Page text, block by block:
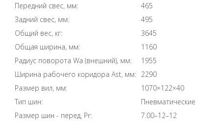
Передний свес, мм:
465
Задний свес, мм:
495
Общий вес, кг:
3645
Общая ширина, мм:
1160
Радиус поворота Wa (внешний), мм:
1955
Ширина рабочего коридора Ast, мм: 2290
Размер вил, мм:
1070×122×40
Тип шин:
Пневматические
Размер шин - перед, Pr:
7.00–12–12